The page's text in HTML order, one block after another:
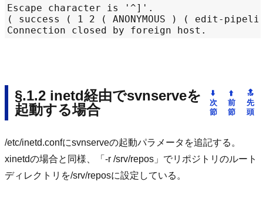
Escape character is '^]'.
( success ( 1 2 ( ANONYMOUS ) ( edit-
inetd経由でsvnserveを
起動する場合
/etc/inetd.confにsvnserveの起動パラメータを追記する。
xinetdの場合と同様、「-r /srv/repos」でリポジトリのルート
ディレクトリを/srv/reposに設定している。